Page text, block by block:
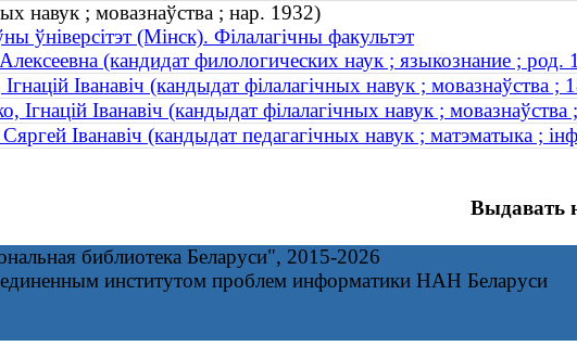
навук ; мовазнаўства ; нар. 1932)
ўніверсітэт (Мінск). Філалагічны факультэт
(кандидат филологических наук ; языкознание ; род.
Ігнацій Іванавіч (кандыдат філалагічных навук ; мовазнаўства
Ігнацій Іванавіч (кандыдат філалагічных навук ;
Іванавіч (кандыдат педагагічных навук ; матэматыка ;
Выдавать
библиотека Беларуси", 2015-2026
институтом проблем информатики НАН Беларуси